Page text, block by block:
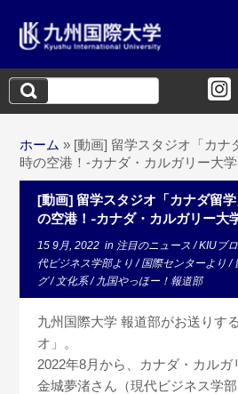
検
索:
ホーム » [動画] 留学スタジオ「カナ
時の空港！-カナダ・カルガリー大
[動画] 留学スタジオ「カナダ留
の空港！-カナダ・カルガリー大
15 9月, 2022 in 注目のニュース/KIUブ
代ビジネス学部より/国際センターより/
グ/ 文化系/九国やっほー！報道部
九州国際大学 報道部がお送りす
オ」。
2022年8月から、カナダ・カルガ
金城夢渚さん（現代ビジネス学